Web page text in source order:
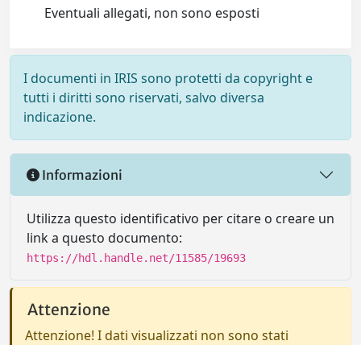
Eventuali allegati, non sono esposti
I documenti in IRIS sono protetti da copyright e
tutti i diritti sono riservati, salvo diversa
indicazione.
Informazioni
Utilizza questo identificativo per citare o creare un
link a questo documento:
https://hdl.handle.net/11585/19693
Attenzione
Attenzione! I dati visualizzati non sono stati